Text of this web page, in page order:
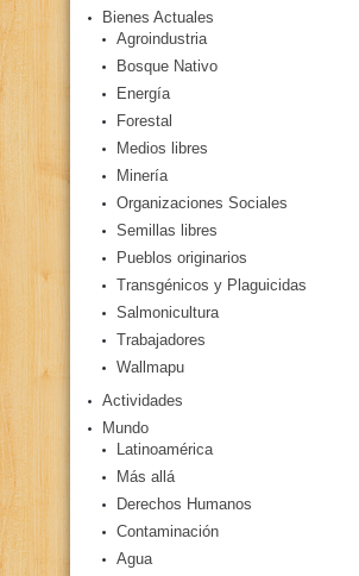
Bienes Actuales
Agroindustria
Bosque Nativo
Energía
Forestal
Medios libres
Minería
Organizaciones Sociales
Semillas libres
Pueblos originarios
Transgénicos y Plaguicidas
Salmonicultura
Trabajadores
Wallmapu
Actividades
Mundo
Latinoamérica
Más allá
Derechos Humanos
Contaminación
Agua